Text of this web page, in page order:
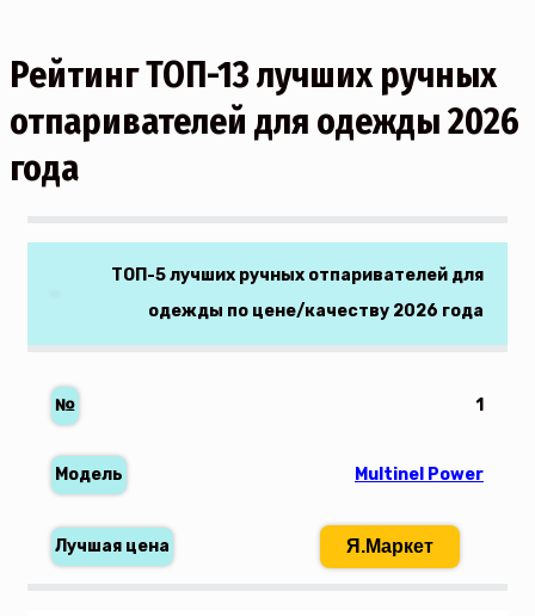
Рейтинг ТОП-13 лучших ручных
отпаривателей для одежды 2026
года
ТОП-5 лучших ручных отпаривателей для
одежды по цене/качеству 2026 года
1
Multinel Power
Я.Маркет